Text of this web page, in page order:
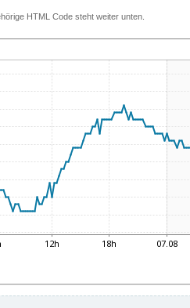
HTML Code steht weiter unten.